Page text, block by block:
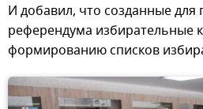
И добавил, что созданные для
референдума избирательные
формированию списков